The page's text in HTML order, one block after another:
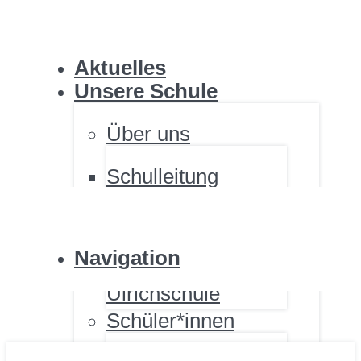
Aktuelles
Unsere Schule
Über uns
Schulleitung
Fördernde
Renovierung der
Ulrichschule
Schüler*innen
Navigation